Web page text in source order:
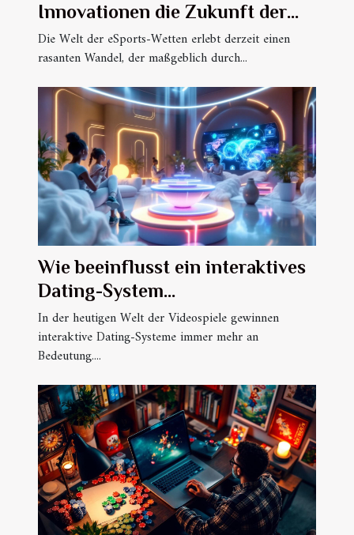
Innovationen die Zukunft der
eSports-Wetten?
Die Welt der eSports-Wetten erlebt derzeit einen
rasanten Wandel, der maßgeblich durch...
Wie beeinflusst ein interaktives
Dating-System
Spielererfahrungen?
In der heutigen Welt der Videospiele gewinnen
interaktive Dating-Systeme immer mehr an
Bedeutung....